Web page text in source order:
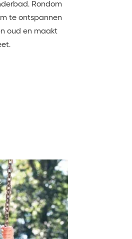
Rondom
te ontspannen
oud en maakt